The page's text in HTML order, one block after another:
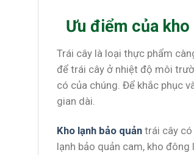
Ưu điểm của
Trái cây là loại thực phẩm
để trái cây ở nhiệt độ môi
có của chúng. Để khắc phục
gian dài.
Kho lạnh bảo quản trái cây có
lạnh bảo quản cam, kho đông